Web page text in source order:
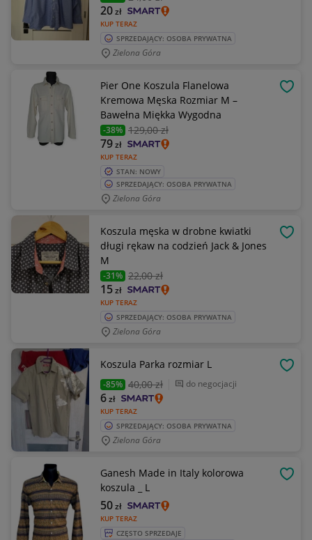
KUP TERAZ
20zł
SPRZEDAJĄCY: OSOBA PRYWATNA
Zielona Góra
Pier One Koszula Flanelowa
Kremowa Męska Rozmiar M –
Bawełna Miękka Wygodna
-38% 129,00 zł
KUP TERAZ
79zł
STAN: NOWY
SPRZEDAJĄCY: OSOBA PRYWATNA
Zielona Góra
Koszula męska w drobne kwiatki
długi rękaw na codzień Jack & Jones
M
-31% 22,00 zł
KUP TERAZ
15zł
SPRZEDAJĄCY: OSOBA PRYWATNA
Zielona Góra
Koszula Parka rozmiar L
-85% 40,00 zł do negocjacji
KUP TERAZ
6zł
SPRZEDAJĄCY: OSOBA PRYWATNA
Zielona Góra
Ganesh Made in Italy kolorowa
koszula _ L
KUP TERAZ
50zł
CZĘSTO SPRZEDAJE